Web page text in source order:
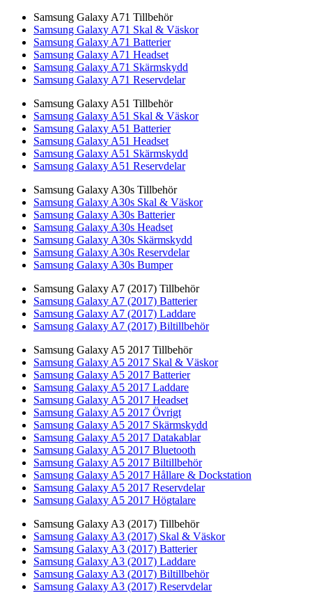
Samsung Galaxy A71 Tillbehör
Samsung Galaxy A71 Skal & Väskor
Samsung Galaxy A71 Batterier
Samsung Galaxy A71 Headset
Samsung Galaxy A71 Skärmskydd
Samsung Galaxy A71 Reservdelar
Samsung Galaxy A51 Tillbehör
Samsung Galaxy A51 Skal & Väskor
Samsung Galaxy A51 Batterier
Samsung Galaxy A51 Headset
Samsung Galaxy A51 Skärmskydd
Samsung Galaxy A51 Reservdelar
Samsung Galaxy A30s Tillbehör
Samsung Galaxy A30s Skal & Väskor
Samsung Galaxy A30s Batterier
Samsung Galaxy A30s Headset
Samsung Galaxy A30s Skärmskydd
Samsung Galaxy A30s Reservdelar
Samsung Galaxy A30s Bumper
Samsung Galaxy A7 (2017) Tillbehör
Samsung Galaxy A7 (2017) Batterier
Samsung Galaxy A7 (2017) Laddare
Samsung Galaxy A7 (2017) Biltillbehör
Samsung Galaxy A5 2017 Tillbehör
Samsung Galaxy A5 2017 Skal & Väskor
Samsung Galaxy A5 2017 Batterier
Samsung Galaxy A5 2017 Laddare
Samsung Galaxy A5 2017 Headset
Samsung Galaxy A5 2017 Övrigt
Samsung Galaxy A5 2017 Skärmskydd
Samsung Galaxy A5 2017 Datakablar
Samsung Galaxy A5 2017 Bluetooth
Samsung Galaxy A5 2017 Biltillbehör
Samsung Galaxy A5 2017 Hållare & Dockstation
Samsung Galaxy A5 2017 Reservdelar
Samsung Galaxy A5 2017 Högtalare
Samsung Galaxy A3 (2017) Tillbehör
Samsung Galaxy A3 (2017) Skal & Väskor
Samsung Galaxy A3 (2017) Batterier
Samsung Galaxy A3 (2017) Laddare
Samsung Galaxy A3 (2017) Biltillbehör
Samsung Galaxy A3 (2017) Reservdelar